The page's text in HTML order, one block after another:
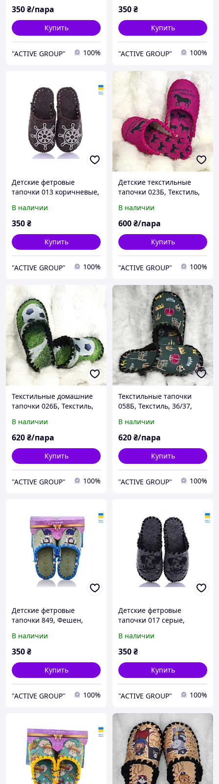
350₴/пара
Купить
"ACTIVE GROUP" 100%
350₴
Купить
"ACTIVE GROUP" 100%
Детские фетровые
тапочки 013 коричневые,
Закрытый, Фетр, Морское
В наличии
350₴
Купить
"ACTIVE GROUP" 100%
Детские текстильные
тапочки 023Б, Текстиль,
Текстиль, Лошади
В наличии
600₴/пара
Купить
"ACTIVE GROUP" 100%
Текстильные домашние
тапочки 026Б, Текстиль,
Текстиль, Спорт
В наличии
620₴/пара
Купить
"ACTIVE GROUP" 100%
Текстильные тапочки
058Б, Текстиль, 36/37,
Текстиль
В наличии
620₴/пара
Купить
"ACTIVE GROUP" 100%
Детские фетровые
тапочки 849, Фешен,
Фетр
В наличии
350₴
Купить
"ACTIVE GROUP" 100%
Детские фетровые
тапочки 017 серые,
Закрытый, Фетр, Собачки
В наличии
350₴
Купить
"ACTIVE GROUP" 100%